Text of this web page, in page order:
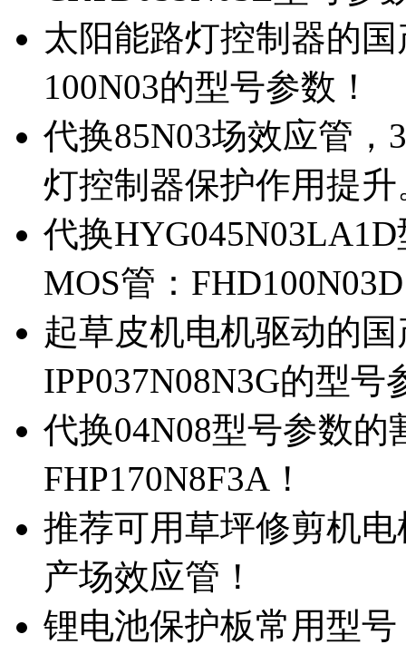
太阳能路灯控制器的
100N03的型号参数！
代换85N03场效应管
灯控制器保护作用提升
代换
MOS管：
起草皮机电机驱动的
IPP037N08N3G的型号
代换04N08型号参数
FHP170N8F3A！
推荐可用草坪修剪机电
产场效应管！
锂电池保护板常用型号